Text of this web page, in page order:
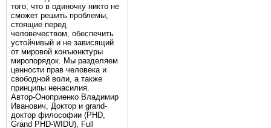
того, что в одиночку никто не
сможет решить проблемы,
стоящие перед
человечеством, обеспечить
устойчивый и не зависящий
от мировой конъюнктуры
миропорядок. Мы разделяем
ценности прав человека и
свободной воли, а также
принципы ненасилия.
Автор-Оноприенко Владимир
Иванович, Доктор и grand-
доктор философии (PHD,
Grand PHD-WIDU), Full